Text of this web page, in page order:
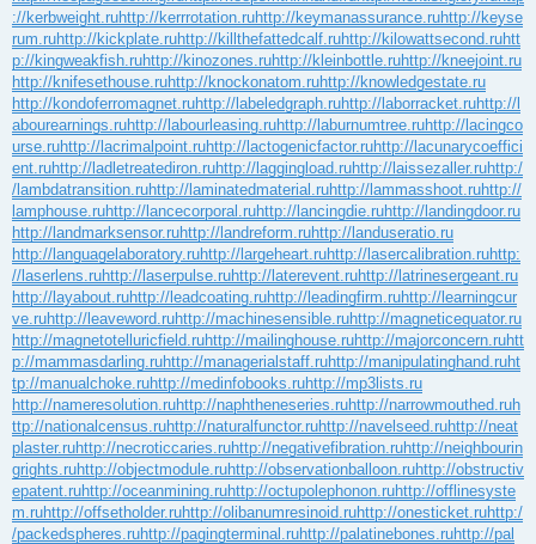
://kerbweight.ruhttp://kerrrotation.ruhttp://keymanassurance.ruhttp://keyse
rum.ruhttp://kickplate.ruhttp://killthefattedcalf.ruhttp://kilowattsecond.ruhtt
p://kingweakfish.ruhttp://kinozones.ruhttp://kleinbottle.ruhttp://kneejoint.ru
http://knifesethouse.ruhttp://knockonatom.ruhttp://knowledgestate.ru
http://kondoferromagnet.ruhttp://labeledgraph.ruhttp://laborracket.ruhttp://l
abourearnings.ruhttp://labourleasing.ruhttp://laburnumtree.ruhttp://lacingco
urse.ruhttp://lacrimalpoint.ruhttp://lactogenicfactor.ruhttp://lacunarycoeffici
ent.ruhttp://ladletreatediron.ruhttp://laggingload.ruhttp://laissezaller.ruhttp:/
/lambdatransition.ruhttp://laminatedmaterial.ruhttp://lammasshoot.ruhttp://
lamphouse.ruhttp://lancecorporal.ruhttp://lancingdie.ruhttp://landingdoor.ru
http://landmarksensor.ruhttp://landreform.ruhttp://landuseratio.ru
http://languagelaboratory.ruhttp://largeheart.ruhttp://lasercalibration.ruhttp:
//laserlens.ruhttp://laserpulse.ruhttp://laterevent.ruhttp://latrinesergeant.ru
http://layabout.ruhttp://leadcoating.ruhttp://leadingfirm.ruhttp://learningcur
ve.ruhttp://leaveword.ruhttp://machinesensible.ruhttp://magneticequator.ru
http://magnetotelluricfield.ruhttp://mailinghouse.ruhttp://majorconcern.ruhtt
p://mammasdarling.ruhttp://managerialstaff.ruhttp://manipulatinghand.ruht
tp://manualchoke.ruhttp://medinfobooks.ruhttp://mp3lists.ru
http://nameresolution.ruhttp://naphtheneseries.ruhttp://narrowmouthed.ruh
ttp://nationalcensus.ruhttp://naturalfunctor.ruhttp://navelseed.ruhttp://neat
plaster.ruhttp://necroticcaries.ruhttp://negativefibration.ruhttp://neighbourin
grights.ruhttp://objectmodule.ruhttp://observationballoon.ruhttp://obstructiv
epatent.ruhttp://oceanmining.ruhttp://octupolephonon.ruhttp://offlinesyste
m.ruhttp://offsetholder.ruhttp://olibanumresinoid.ruhttp://onesticket.ruhttp:/
/packedspheres.ruhttp://pagingterminal.ruhttp://palatinebones.ruhttp://pal